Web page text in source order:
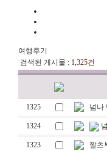
여행후기
검색된 게시물 : 1,325건
1325 넘나
1324
1323 짤츠